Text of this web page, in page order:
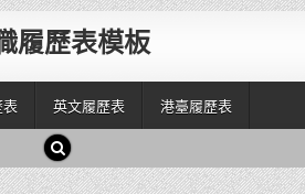
履歷表模板
英文履歷表 港臺履歷表